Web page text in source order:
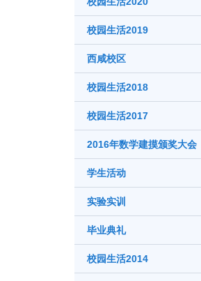
校园生活2019
西咸校区
校园生活2018
校园生活2017
2016年数学建摸颁奖大会
学生活动
实验实训
毕业典礼
校园生活2014